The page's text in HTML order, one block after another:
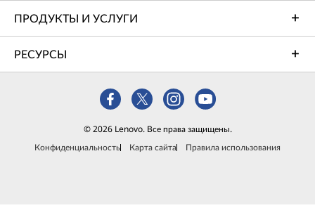
ПРОДУКТЫ И УСЛУГИ
РЕСУРСЫ
© 2026 Lenovo. Все права защищены.
Конфиденциальность
Карта сайта Правила использования